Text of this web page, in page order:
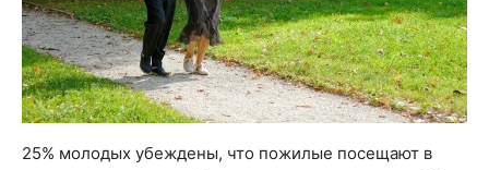
25% молодых убеждены, что пожилые посещают в